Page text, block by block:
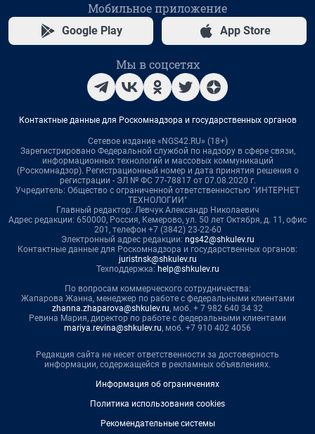
Мобильное приложение
Google Play App Store
Мы в соцсетях
Контактные данные для Роскомнадзора и государственных органов
Сетевое издание «NGS42.RU» (18+)
Зарегистрировано Федеральной службой по надзору в сфере связи,
информационных технологий и массовых коммуникаций
(Роскомнадзор). Регистрационный номер и дата принятия решения о
регистрации - ЭЛ № ФС 77-78817 от 07.08.2020 г.
Учредитель: Общество с ограниченной ответственностью "ИНТЕРНЕТ
ТЕХНОЛОГИИ"
Главный редактор: Левчук Александр Николаевич
Адрес редакции: 650000, Россия, Кемерово, ул. 50 лет Октября, д. 11, офис
201, телефон +7 (3842) 23-22-60
Электронный адрес редакции: ngs42@shkulev.ru
Контактные данные для Роскомнадзора и государственных органов:
juristnsk@shkulev.ru
Техподдержка: help@shkulev.ru
По вопросам коммерческого сотрудничества:
Жапарова Жанна, менеджер по работе с федеральными клиентами
zhanna.zhaparova@shkulev.ru, моб. + 7 982 640 34 32
Ревина Мария, директор по работе с федеральными клиентами
mariya.revina@shkulev.ru, моб. +7 910 402 4056
Редакция сайта не несет ответственности за достоверность
информации, содержащейся в рекламных объявлениях.
Информация об ограничениях
Политика использования cookies
Рекомендательные системы